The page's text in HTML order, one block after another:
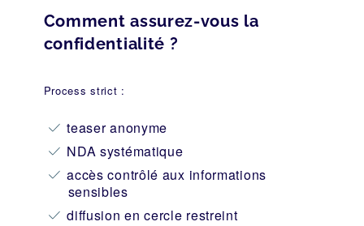
Comment assurez-vous la
confidentialité ?
Process strict :
teaser anonyme
NDA systématique
accès contrôlé aux informations
sensibles
diffusion en cercle restreint